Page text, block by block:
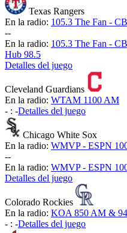
Texas Rangers
En la radio: 105.3 The Fan -
--
En la radio: 105.3 The Fan -
Hub 98.5
Detalles del juego
Cleveland Guardians
En la radio: WTAM 1100 AM
- : -Detalles del juego
Chicago White Sox
En la radio: WMVP - ESPN
--
En la radio: WMVP - ESPN
Detalles del juego
Colorado Rockies
En la radio: KOA 850 AM &
- : -Detalles del juego